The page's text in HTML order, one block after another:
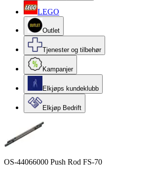
LEGO
Outlet
Tjenester og tilbehør
Kampanjer
Elkjøps kundeklubb
Elkjøp Bedrift
OS-44066000 Push Rod FS-70